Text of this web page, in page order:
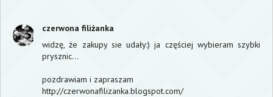
czerwona filiżanka
widzę, że zakupy sie udały:) ja częściej wybieram szybki
prysznic...
pozdrawiam i zapraszam
http://czerwonafilizanka.blogspot.com/